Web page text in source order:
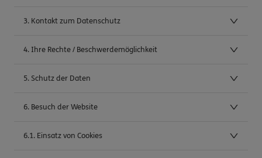
3. Kontakt zum Datenschutz
4. Ihre Rechte / Beschwerdemöglichkeit
5. Schutz der Daten
6. Besuch der Website
6.1. Einsatz von Cookies